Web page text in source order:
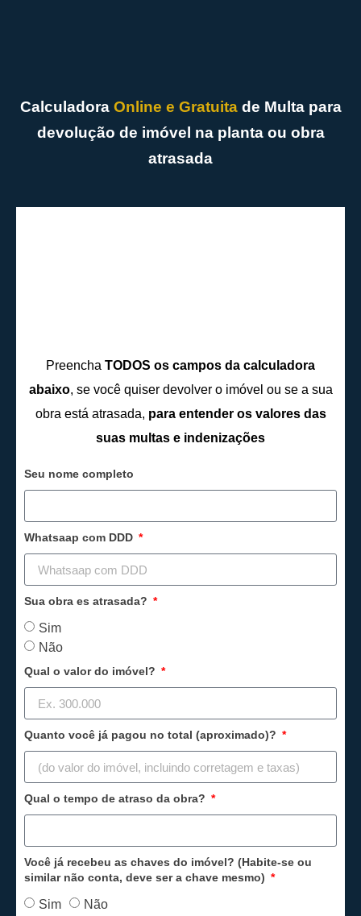
Calculadora Online e Gratuitade Multa para
devolução de imóvel na planta ou obra
atrasada
Preencha TODOS os campos da calculadora
abaixo, se você quiser devolver o imóvel ou se a sua
obra está atrasada, para entender os valores das
suas multas e indenizações
Seu nome completo
Whatsaap com DDD
Sua obra es atrasada?
Sim
Não
Qual o valor do imóvel?
Quanto você já pagou no total (aproximado)?
Qual o tempo de atraso da obra?
Você já recebeu as chaves do imóvel? (Habite-se ou
similar não conta, deve ser a chave mesmo)
Sim Não